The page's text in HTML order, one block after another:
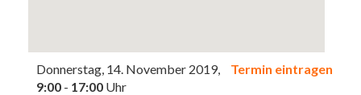
Termin eintragen
Donnerstag, 14. November 2019,
9:00 - 17:00 Uhr